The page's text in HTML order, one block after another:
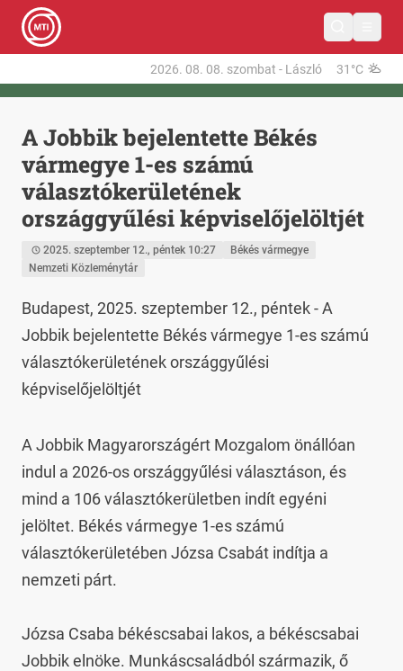
2026. 08. 08. szombat - László 31°C
A Jobbik bejelentette Békés
vármegye 1-es számú
választókerületének
országgyűlési képviselőjelöltjét
2025. szeptember 12., péntek 10:27
Békés vármegye
Nemzeti Közleménytár
Budapest, 2025. szeptember 12., péntek - A
Jobbik bejelentette Békés vármegye 1-es számú
választókerületének országgyűlési
képviselőjelöltjét
A Jobbik Magyarországért Mozgalom önállóan
indul a 2026-os országgyűlési választáson, és
mind a 106 választókerületben indít egyéni
jelöltet. Békés vármegye 1-es számú
választókerületében Józsa Csabát indítja a
nemzeti párt.
Józsa Csaba békéscsabai lakos, a békéscsabai
Jobbik elnöke. Munkáscsaládból származik, ő